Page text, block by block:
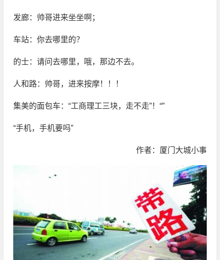
发廊：帅哥进来坐坐啊；
车站：你去哪里的？
的士：请问去哪里，哦，那边不去。
人和路：帅哥，进来按摩！！！
集美的面包车：“工商理工三块，走不走”！“”
“手机，手机要吗”
作者：厦门大城小事